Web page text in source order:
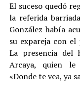
El suceso quedó
la referida
González había
su expareja con
La presencia del
Arcaya, quien le
«Donde te vea, ya